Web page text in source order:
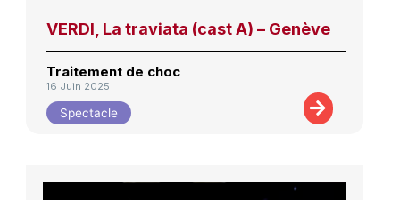
VERDI, La traviata (cast A) – Genève
Traitement de choc
16 Juin 2025
Spectacle